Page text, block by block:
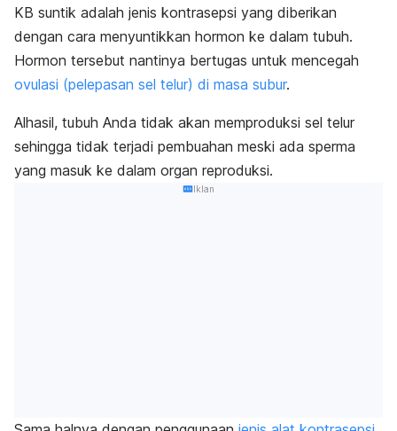
KB suntik adalah jenis kontrasepsi yang diberikan
dengan cara menyuntikkan hormon ke dalam tubuh.
Hormon tersebut nantinya bertugas untuk mencegah
ovulasi (pelepasan sel telur) di masa subur.
Alhasil, tubuh Anda tidak akan memproduksi sel telur
sehingga tidak terjadi pembuahan meski ada sperma
yang masuk ke dalam organ reproduksi.
Iklan